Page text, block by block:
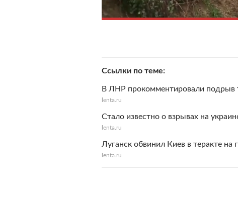
Ссылки по теме
В ЛНР прокомментировали подрыв
lenta.ru
Стало известно о взрывах на
lenta.ru
Луганск обвинил Киев в теракте на
lenta.ru